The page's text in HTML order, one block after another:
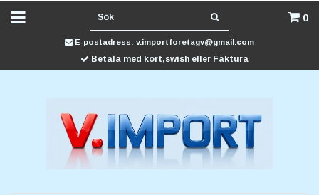
0
E-postadress: v.importforetagv@gmail.com
Betala med kort,swish eller Faktura